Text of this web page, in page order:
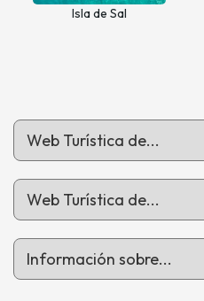
Isla de Sal